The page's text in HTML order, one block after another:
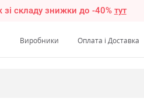
зі складу знижки до -40% тут
Виробники Оплата і Доставка